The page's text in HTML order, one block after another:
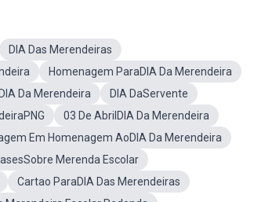
DIA Das Merendeiras
Homenagem ParaDIA Da Merendeira
Da Merendeira
DIA DaServente
03 De AbrilDIA Da Merendeira
Em Homenagem AoDIA Da Merendeira
Merenda Escolar
Cartao ParaDIA Das Merendeiras